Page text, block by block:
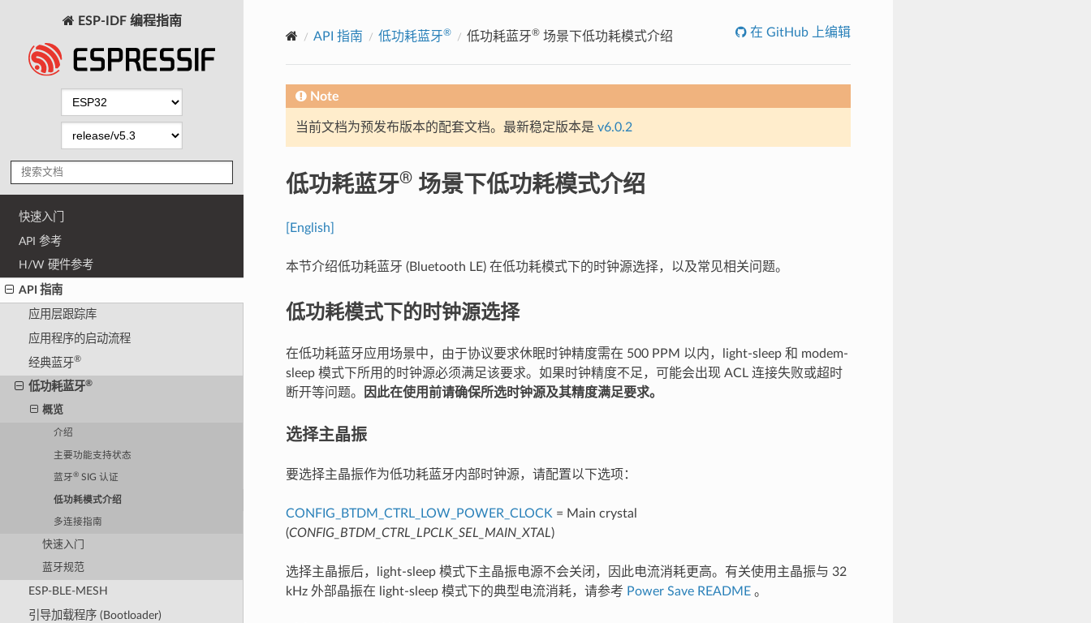
ESP-IDF 编程指南
快速入门
API 参考
H/W 硬件参考
API 指南
应用层跟踪库
应用程序的启动流程
经典蓝牙®
低功耗蓝牙®
概览
介绍
主要功能支持状态
蓝牙® SIG 认证
低功耗模式介绍
多连接指南
快速入门
蓝牙规范
ESP-BLE-MESH
引导加载程序 (Bootloader)
API 指南 低功耗蓝牙® 低功耗蓝牙®场景下低功耗模式介绍 在 GitHub 上编辑
Note
当前文档为预发布版本的配套文档。最新稳定版本是 v6.0.2
低功耗蓝牙®场景下低功耗模式介绍
[English]
本节介绍低功耗蓝牙 (Bluetooth LE) 在低功耗模式下的时钟源选择，以及常见相关问题。
低功耗模式下的时钟源选择
在低功耗蓝牙应用场景中，由于协议要求休眠时钟精度需在 500 PPM 以内，light-sleep 和 modem-
sleep 模式下所用的时钟源必须满足该要求。如果时钟精度不足，可能会出现 ACL 连接失败或超时
断开等问题。
因此在使用前请确保所选时钟源及其精度满足要求。
选择主晶振
要选择主晶振作为低功耗蓝牙内部时钟源，请配置以下选项：
CONFIG_BTDM_CTRL_LOW_POWER_CLOCK = Main crystal
(CONFIG_BTDM_CTRL_LPCLK_SEL_MAIN_XTAL)
选择主晶振后，light-sleep 模式下主晶振电源不会关闭，因此电流消耗更高。有关使用主晶振与 32
kHz 外部晶振在 light-sleep 模式下的典型电流消耗，请参考 Power Save README 。